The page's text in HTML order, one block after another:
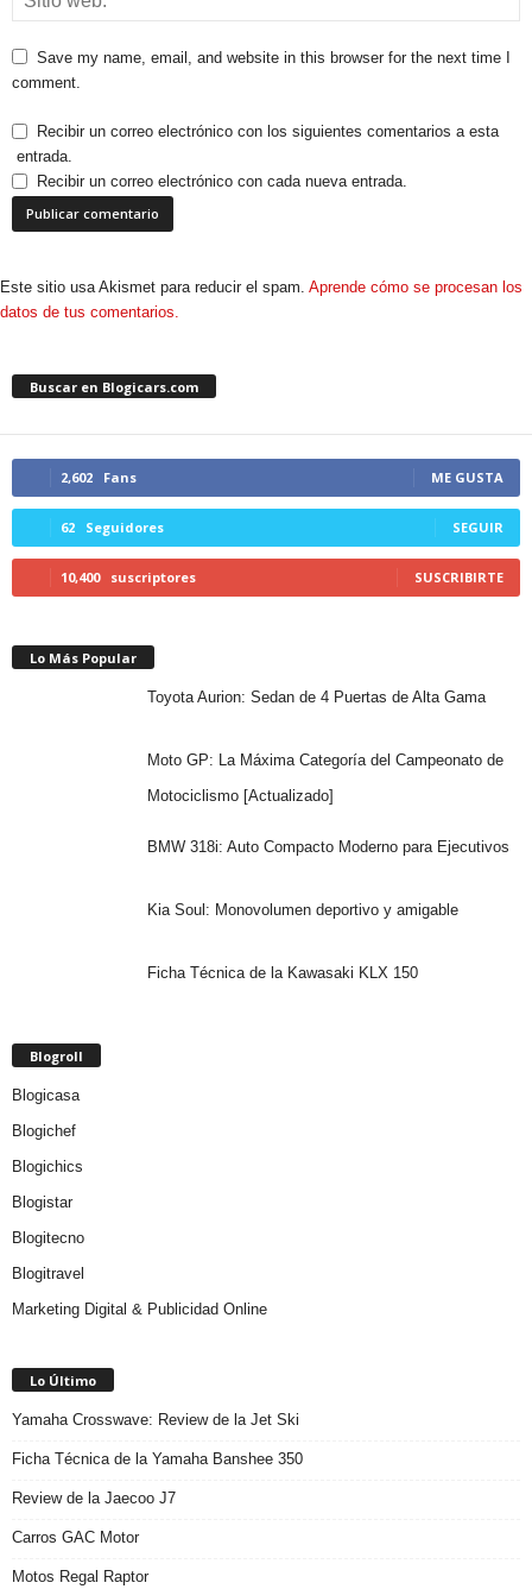
Save my name, email, and website in this browser for the next time I
comment.
Recibir un correo electrónico con los siguientes comentarios a esta
entrada.
Recibir un correo electrónico con cada nueva entrada.
Este sitio usa Akismet para reducir el spam. Aprende cómo se procesan los
datos de tus comentarios.
Buscar en Blogicars.com
2,602 Fans ME GUSTA
62 Seguidores SEGUIR
10,400 suscriptores SUSCRIBIRTE
Lo Más Popular
Toyota Aurion: Sedan de 4 Puertas de Alta Gama
Moto GP: La Máxima Categoría del Campeonato de
Motociclismo [Actualizado]
BMW 318i: Auto Compacto Moderno para Ejecutivos
Kia Soul: Monovolumen deportivo y amigable
Ficha Técnica de la Kawasaki KLX 150
Blogroll
Blogicasa
Blogichef
Blogichics
Blogistar
Blogitecno
Blogitravel
Marketing Digital & Publicidad Online
Lo Último
Yamaha Crosswave: Review de la Jet Ski
Ficha Técnica de la Yamaha Banshee 350
Review de la Jaecoo J7
Carros GAC Motor
Motos Regal Raptor